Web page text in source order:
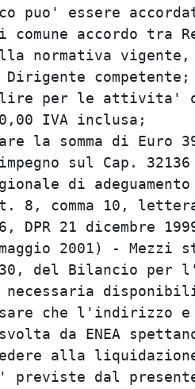
puo' essere
comune accordo
normativa
del
per le
la somma di
impegno sul
regionale di
8, comma 10,
DPR 21
maggio
del
la
che
svolta da ENEA
alla
previste dal